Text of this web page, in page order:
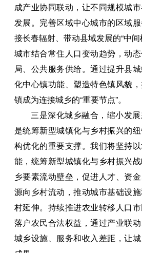
成产业协同联动，让不同规模城
发展。完善区域中心城市的区域
接长春辐射、带动县域发展的“中
城市结合常住人口变动趋势，动
局、公共服务供给。通过提升县
化中心镇功能、塑造特色镇风貌
镇成为连接城乡的“重要节点”。
三是深化城乡融合，缩小发
是统筹新型城镇化与乡村振兴的
构优化的重要支撑。我们将坚持
能，统筹新型城镇化与乡村振兴
乡要素流动壁垒，促进人才、资
源向乡村流动，推动城市基础设
村延伸。持续推进农业转移人口
落户农民合法权益，通过产业联
城乡设施、服务和收入差距，让